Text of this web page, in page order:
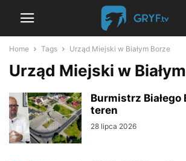
Home Tags Urząd Miejski w Białym Borze
Urząd Miejski w
Burmistrz Białego
teren
28 lipca 2026